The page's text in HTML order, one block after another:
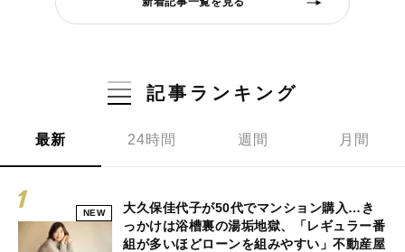
記事ランキング
最新 24時間 週間 月間
NEW
大久保佳代子が50代でマンション購入…き
っかけは浴槽裏の湯垢地獄、「レギュラー番
組が多いほどローンを組みやすい」不動産屋